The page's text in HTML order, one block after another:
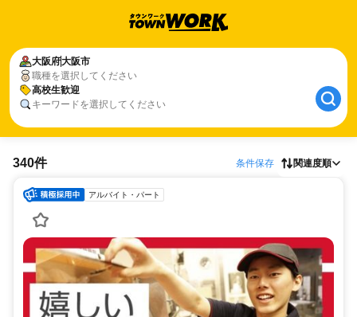
大阪府大阪市
職種を選択してください
高校生歓迎
キーワードを選択してください
340件 条件保存 関連度順
アルバイト・パート